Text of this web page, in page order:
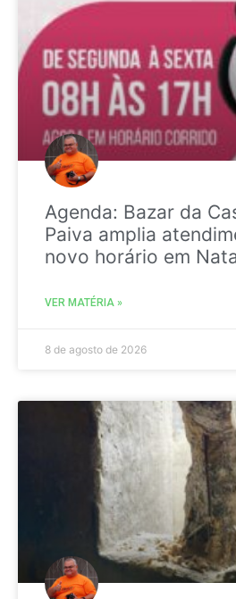
Agenda: Bazar da
Paiva amplia
novo horário em
VER MATÉRIA »
8 de agosto de 2026